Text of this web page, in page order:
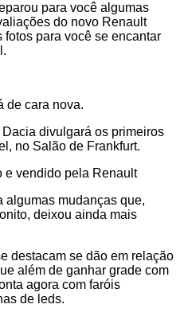
para você algumas
do novo Renault
fotos para você se encantar
de cara nova.
divulgará os primeiros
no Salão de Frankfurt.
e vendido pela Renault
algumas mudanças que,
deixou ainda mais
destacam se dão em relação
além de ganhar grade com
agora com faróis
de leds.